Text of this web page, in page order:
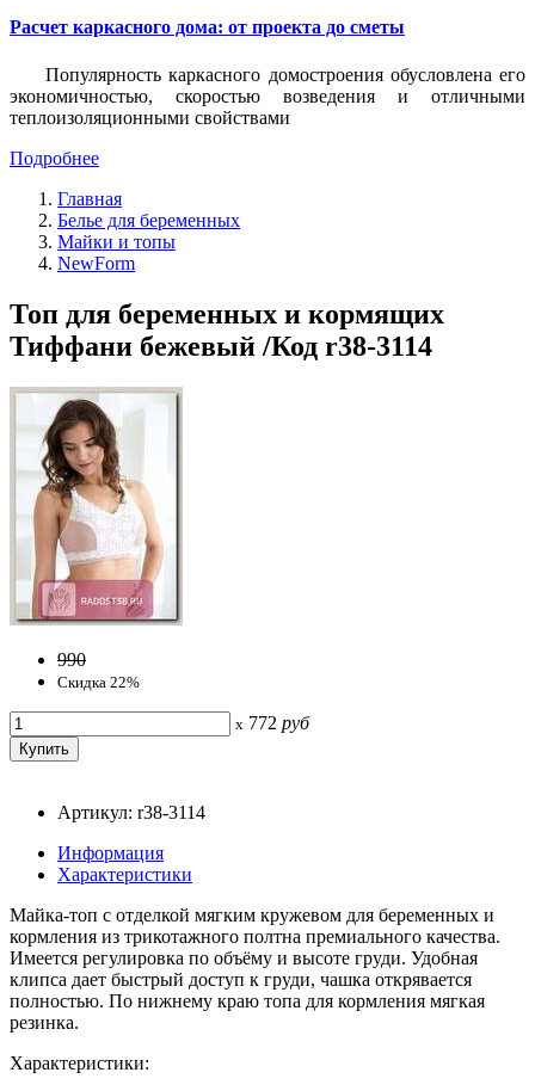
Расчет каркасного дома: от проекта до сметы
Популярность каркасного домостроения обусловлена его
экономичностью, скоростью возведения и отличными
теплоизоляционными свойствами
Подробнее
Главная
Белье для беременных
Майки и топы
NewForm
Топ для беременных и кормящих
Тиффани бежевый /Код r38-3114
990
Скидка 22%
x 772 руб
Артикул: r38-3114
Информация
Характеристики
Майка-топ с отделкой мягким кружевом для беременных и
кормления из трикотажного полтна премиального качества.
Имеется регулировка по объёму и высоте груди. Удобная
клипса дает быстрый доступ к груди, чашка открявается
полностью. По нижнему краю топа для кормления мягкая
резинка.
Характеристики: